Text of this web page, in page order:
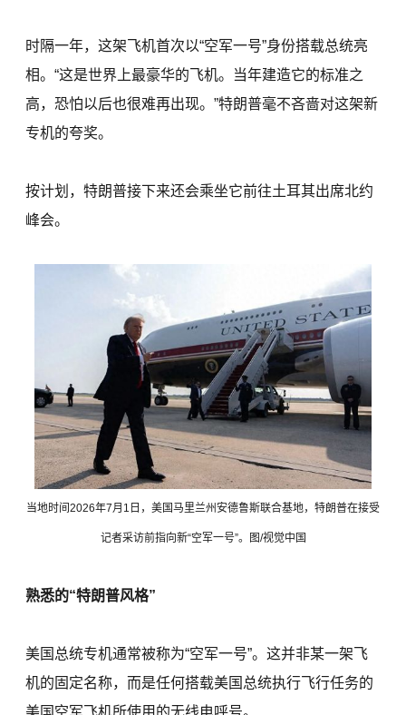
时隔一年，这架飞机首次以“空军一号”身份搭载总统亮
相。“这是世界上最豪华的飞机。当年建造它的标准之
高，恐怕以后也很难再出现。”特朗普毫不吝啬对这架新
专机的夸奖。
按计划，特朗普接下来还会乘坐它前往土耳其出席北约
峰会。
当地时间2026年7月1日，美国马里兰州安德鲁斯联合基地，特朗普在接受
记者采访前指向新“空军一号”。图/视觉中国
熟悉的“特朗普风格”
美国总统专机通常被称为“空军一号”。这并非某一架飞
机的固定名称，而是任何搭载美国总统执行飞行任务的